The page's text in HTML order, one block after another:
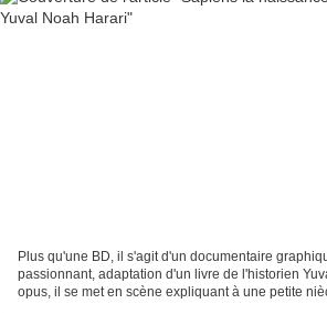
Plus qu'une BD, il s'agit d'un documentaire
passionnant, adaptation d'un livre de l'historien
opus, il se met en scène expliquant à une petite